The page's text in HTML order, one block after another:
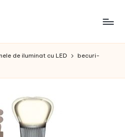
de iluminat cu LED
becuri-